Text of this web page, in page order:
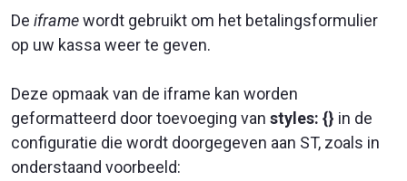
De iframewordt gebruikt om het betalingsformulier
op uw kassa weer te geven.
Deze opmaak van de iframe kan worden
geformatteerd door toevoeging van styles: {} in de
configuratie die wordt doorgegeven aan ST, zoals in
onderstaand voorbeeld: